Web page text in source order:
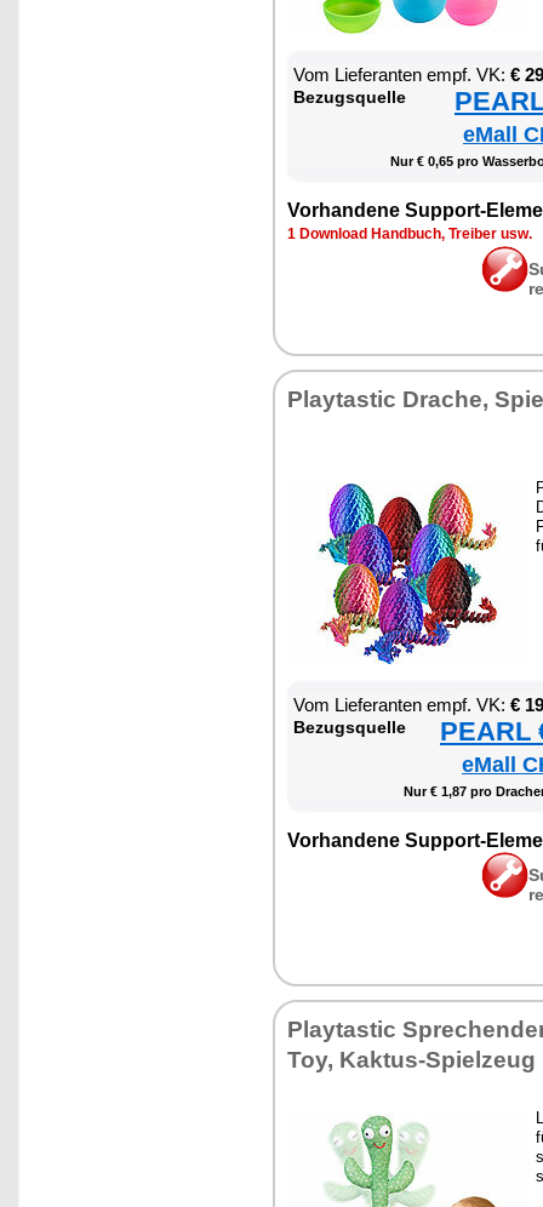
Vom Lie­fe­ran­ten empf. VK: €
Be­zugs­quel­le
eMall
Nur € 0,65 pro
Vor­han­de­ne Sup­port-
1 Down­load Hand­buch, Trei­ber usw.
Play­tas­tic Dra­che,
Vom Lie­fe­ran­ten empf. VK: €
Be­zugs­quel­le PEARL
eMall
Nur € 1,87 pro
Vor­han­de­ne Sup­port-
Play­tas­tic
Toy, Kak­tus-Spiel­zeug